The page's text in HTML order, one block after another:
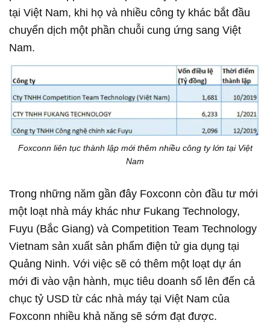
tại Việt Nam, khi họ và nhiều công ty khác bắt đầu
chuyển dịch một phần chuỗi cung ứng sang Việt
Nam.
Foxconn liên tục thành lập mới thêm nhiều công ty lớn tại Việt
Nam
Trong những năm gần đây Foxconn còn đầu tư mới
một loạt nhà máy khác như Fukang Technology,
Fuyu (Bắc Giang) và Competition Team Technology
Vietnam sản xuất sản phẩm điện tử gia dụng tại
Quảng Ninh. Với việc sẽ có thêm một loạt dự án
mới đi vào vận hành, mục tiêu doanh số lên đến cả
chục tỷ USD từ các nhà máy tại Việt Nam của
Foxconn nhiều khả năng sẽ sớm đạt được.